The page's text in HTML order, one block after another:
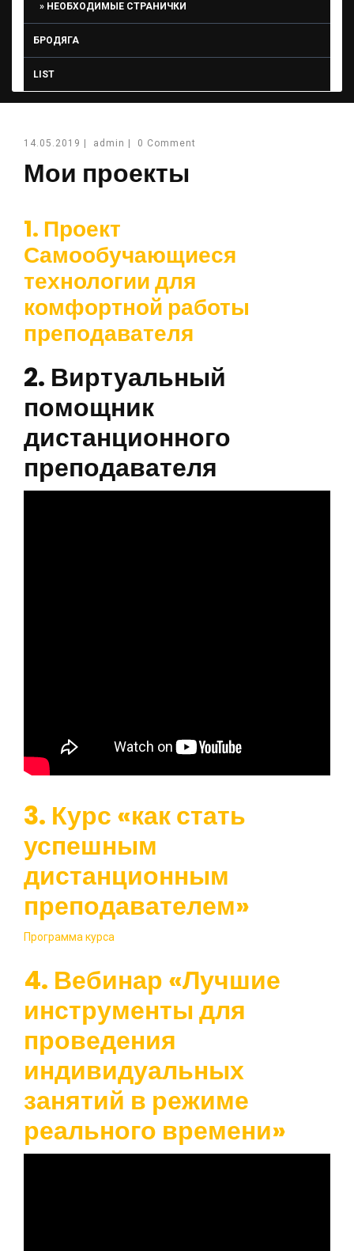
НЕОБХОДИМЫЕ СТРАНИЧКИ
БРОДЯГА
LIST
14.05.2019 admin 0 Comment
Мои проекты
1. Проект
Самообучающиеся
технологии для
комфортной работы
преподавателя
2. Виртуальный
помощник
дистанционного
преподавателя
3. Курс «как стать
успешным
дистанционным
преподавателем»
Программа курса
4. Вебинар «Лучшие
инструменты для
проведения
индивидуальных
занятий в режиме
реального времени»